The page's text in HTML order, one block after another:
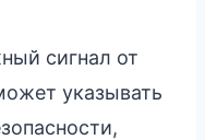
сигнал от
указывать